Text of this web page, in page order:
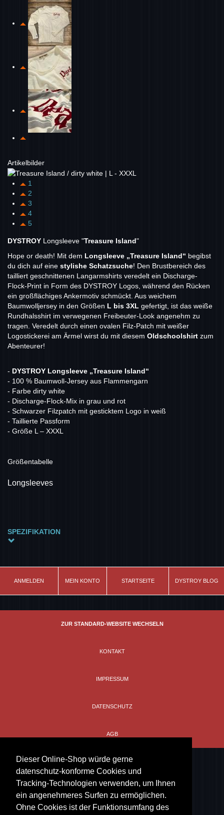
Dieser Online-Shop würde gerne
datenschutz-konforme Cookies und
Tracking-Technologien verwenden, um Ihnen
ein angenehmeres Surfen zu ermöglichen.
Ohne Cookies ist der Funktionsumfang des
Artikelbilder
1
2
3
4
5
DYSTROY Longsleeve "Treasure Island"
Hope or death! Mit dem Longsleeve „Treasure Island“ begibst
du dich auf eine stylishe Schatzsuche! Den Brustbereich des
tailliert geschnittenen Langarmshirts veredelt ein Discharge-
Flock-Print in Form des DYSTROY Logos, während den Rücken
ein großflächiges Ankermotiv schmückt. Aus weichem
Baumwolljersey in den Größen L bis 3XL gefertigt, ist das weiße
Rundhalsshirt im verwegenen Freibeuter-Look angenehm zu
tragen. Veredelt durch einen ovalen Filz-Patch mit weißer
Logostickerei am Ärmel wirst du mit diesem Oldschoolshirt zum
Abenteurer!
- DYSTROY Longsleeve „Treasure Island“
- 100 % Baumwoll-Jersey aus Flammengarn
- Farbe dirty white
- Discharge-Flock-Mix in grau und rot
- Schwarzer Filzpatch mit gesticktem Logo in weiß
- Taillierte Passform
- Größe L – XXXL
Größentabelle
Longsleeves
SPEZIFIKATION
Modell
Farbe
ANMELDEN MEIN KONTO STARTSEITE DYSTROY BLOG
ZUR STANDARD-WEBSITE WECHSELN
KONTAKT
IMPRESSUM
DATENSCHUTZ
AGB